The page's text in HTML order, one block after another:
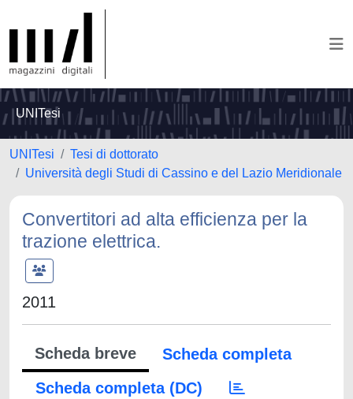
UNITesi
UNITesi
Tesi di dottorato
Università degli Studi di Cassino e del Lazio Meridionale
Convertitori ad alta efficienza per la
trazione elettrica.
2011
Scheda breve
Scheda completa
Scheda completa (DC)